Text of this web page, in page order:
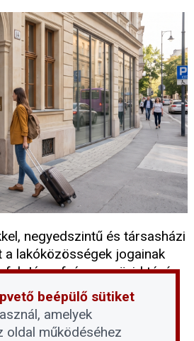
negyedszintű és társasházi
a lakóközösségek jogainak
fel Józsefváros a rövid távú
ellen. A Képviselő-testület
a kormányzati
lép életbe.
beépülő sütiket
amelyek
oldal működéséhez